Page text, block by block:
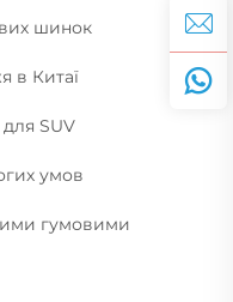
шинок
в Китаї
SUV
умов
гумовими